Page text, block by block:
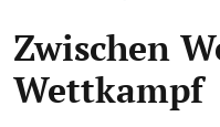
Zwischen
Wettkampf